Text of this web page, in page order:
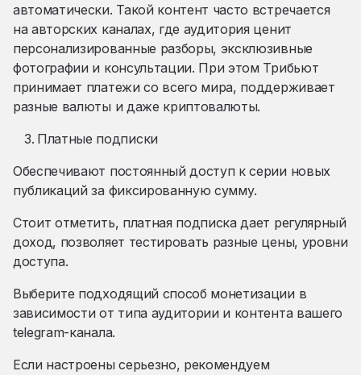
автоматически. Такой контент часто встречается
на авторских каналах, где аудитория ценит
персонализированные разборы, эксклюзивные
фотографии и консультации. При этом Трибьют
принимает платежи со всего мира, поддерживает
разные валюты и даже криптовалюты.
Платные подписки
Обеспечивают постоянный доступ к серии новых
публикаций за фиксированную сумму.
Стоит отметить, платная подписка дает регулярный
доход, позволяет тестировать разные цены, уровни
доступа.
Выберите подходящий способ монетизации в
зависимости от типа аудитории и контента вашего
telegram-канала.
Если настроены серьезно, рекомендуем